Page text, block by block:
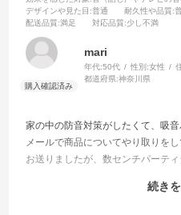
デザインや見た目 :普通 耐久性や品質:
配送品質:満足 対応品質:少し不満
mari
年代:50代 性別:女性
都道府県:神奈川県
家の中の防音対策がしたくて、吸
メールで商品についてやり取りを
お送りましたが、数センチパーテ
ピアリビングのサイトにある商品
続き